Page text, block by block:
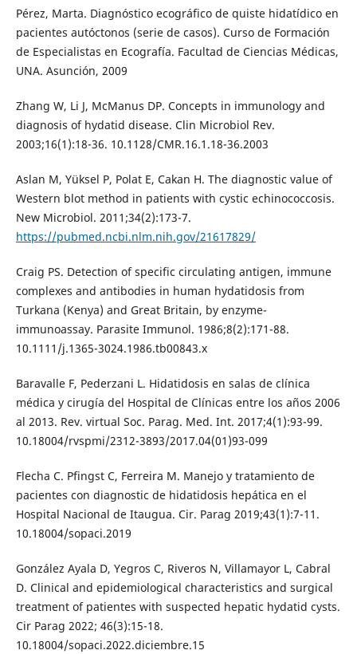
Pérez, Marta. Diagnóstico ecográfico de quiste hidatídico en
pacientes autóctonos (serie de casos). Curso de Formación
de Especialistas en Ecografía. Facultad de Ciencias Médicas,
UNA. Asunción, 2009
Zhang W, Li J, McManus DP. Concepts in immunology and
diagnosis of hydatid disease. Clin Microbiol Rev.
2003;16(1):18-36. 10.1128/CMR.16.1.18-36.2003
Aslan M, Yüksel P, Polat E, Cakan H. The diagnostic value of
Western blot method in patients with cystic echinococcosis.
New Microbiol. 2011;34(2):173-7.
https://pubmed.ncbi.nlm.nih.gov/21617829/
Craig PS. Detection of specific circulating antigen, immune
complexes and antibodies in human hydatidosis from
Turkana (Kenya) and Great Britain, by enzyme-
immunoassay. Parasite Immunol. 1986;8(2):171-88.
10.1111/j.1365-3024.1986.tb00843.x
Baravalle F, Pederzani L. Hidatidosis en salas de clínica
médica y cirugía del Hospital de Clínicas entre los años 2006
al 2013. Rev. virtual Soc. Parag. Med. Int. 2017;4(1):93-99.
10.18004/rvspmi/2312-3893/2017.04(01)93-099
Flecha C. Pfingst C, Ferreira M. Manejo y tratamiento de
pacientes con diagnostic de hidatidosis hepática en el
Hospital Nacional de Itaugua. Cir. Parag 2019;43(1):7-11.
10.18004/sopaci.2019
González Ayala D, Yegros C, Riveros N, Villamayor L, Cabral
D. Clinical and epidemiological characteristics and surgical
treatment of patientes with suspected hepatic hydatid cysts.
Cir Parag 2022; 46(3):15-18.
10.18004/sopaci.2022.diciembre.15